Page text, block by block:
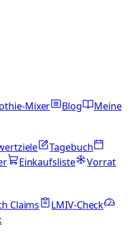
Mixer Blog
Meine
Tagebuch
Einkaufsliste
Vorrat
Claims
LMIV-Check